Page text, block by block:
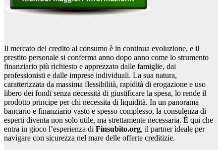
Il mercato del credito al consumo è in continua evoluzione, e il
prestito personale si conferma anno dopo anno come lo strumento
finanziario più richiesto e apprezzato dalle famiglie, dai
professionisti e dalle imprese individuali. La sua natura,
caratterizzata da massima flessibilità, rapidità di erogazione e uso
libero dei fondi senza necessità di giustificare la spesa, lo rende il
prodotto principe per chi necessita di liquidità. In un panorama
bancario e finanziario vasto e spesso complesso, la consulenza di
esperti diventa non solo utile, ma strettamente necessaria. È qui che
entra in gioco l’esperienza di Finsubito.org, il partner ideale per
navigare con sicurezza nel mare delle offerte creditizie.